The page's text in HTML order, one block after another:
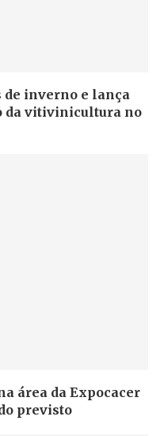
de inverno e lança
da vitivinicultura no
área da Expocacer
previsto